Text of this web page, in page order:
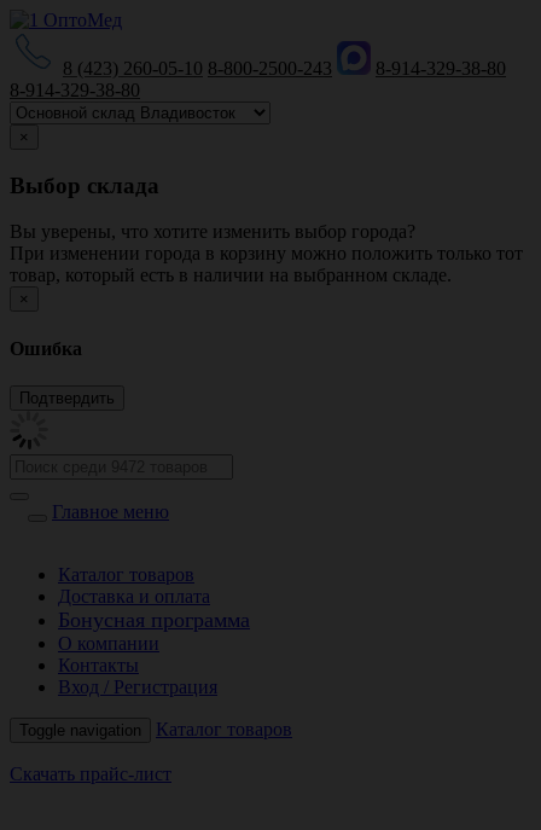
8 (423) 260-05-10 8-800-2500-243
8-914-329-38-80
8-914-329-38-80
×
Выбор склада
Вы уверены, что хотите изменить выбор города?
При изменении города в корзину можно положить только тот
товар, который есть в наличии на выбранном складе.
×
Ошибка
Главное меню
Каталог товаров
Доставка и оплата
Бонусная программа
О компании
Контакты
Вход / Регистрация
Toggle navigation Каталог товаров
Скачать прайс-лист